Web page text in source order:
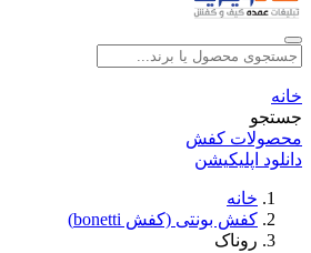
خانه
جستجو
محصولات کفش
دانلود اپلیکیشن
خانه
کفش بونتی (کفش bonetti)
روناک